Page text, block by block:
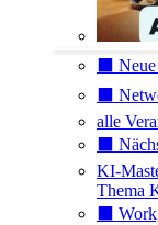
⬛️
⬛️
alle
⬛️
KI-
Thema
⬛️